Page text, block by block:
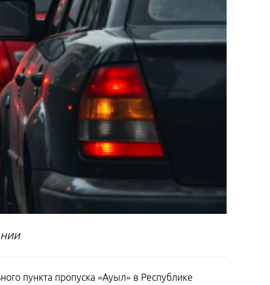
пункта пропуска «Ауыл» в Республике